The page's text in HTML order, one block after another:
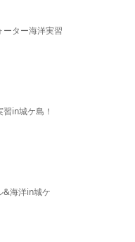
ター海洋実習
in城ケ島！
海洋in城ケ